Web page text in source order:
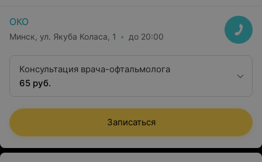
ОКО
Минск, ул. Якуба Коласа, 1 до 20:00
Консультация врача-офтальмолога
65 руб.
Записаться